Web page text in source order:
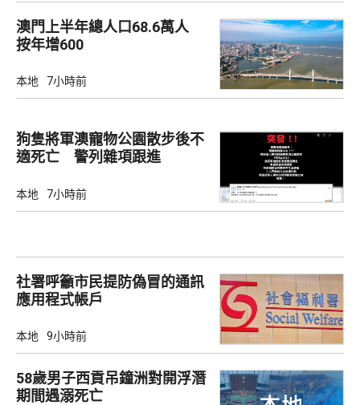
澳門上半年總人口68.6萬人
按年增600
本地 7小時前
狗隻將軍澳寵物公園散步後不
適死亡 警列雜項跟進
本地 7小時前
社署呼籲市民提防偽冒的通訊
應用程式帳戶
本地 9小時前
58歲男子西貢吊鐘洲對開浮潛
期間遇溺死亡